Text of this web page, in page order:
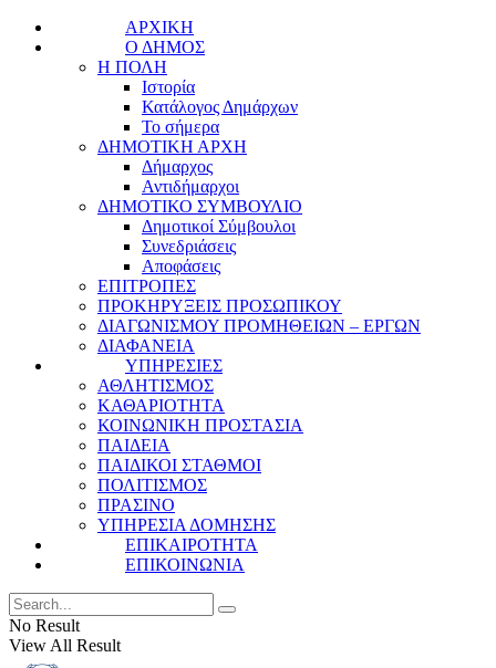
ΑΡΧΙΚΗ
Ο ΔΗΜΟΣ
Η ΠΟΛΗ
Ιστορία
Κατάλογος Δημάρχων
Το σήμερα
ΔΗΜΟΤΙΚΗ ΑΡΧΗ
Δήμαρχος
Αντιδήμαρχοι
ΔΗΜΟΤΙΚΟ ΣΥΜΒΟΥΛΙΟ
Δημοτικοί Σύμβουλοι
Συνεδριάσεις
Αποφάσεις
ΕΠΙΤΡΟΠΕΣ
ΠΡΟΚΗΡΥΞΕΙΣ ΠΡΟΣΩΠΙΚΟΥ
ΔΙΑΓΩΝΙΣΜΟΥ ΠΡΟΜΗΘΕΙΩΝ – ΕΡΓΩΝ
ΔΙΑΦΑΝΕΙΑ
ΥΠΗΡΕΣΙΕΣ
ΑΘΛΗΤΙΣΜΟΣ
ΚΑΘΑΡΙΟΤΗΤΑ
ΚΟΙΝΩΝΙΚΗ ΠΡΟΣΤΑΣΙΑ
ΠΑΙΔΕΙΑ
ΠΑΙΔΙΚΟΙ ΣΤΑΘΜΟΙ
ΠΟΛΙΤΙΣΜΟΣ
ΠΡΑΣΙΝΟ
ΥΠΗΡΕΣΙΑ ΔΟΜΗΣΗΣ
ΕΠΙΚΑΙΡΟΤΗΤΑ
ΕΠΙΚΟΙΝΩΝΙΑ
No Result
View All Result